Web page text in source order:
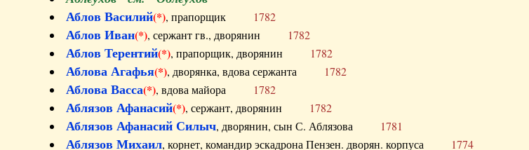
Аблов Василий(*), прапорщик 1782
Аблов Иван(*), сержант гв., дворянин 1782
Аблов Терентий(*), прапорщик, дворянин 1782
Аблова Агафья(*), дворянка, вдова сержанта 1782
Аблова Васса(*), вдова майора 1782
Аблязов Афанасий(*), сержант, дворянин 1782
Аблязов Афанасий Силыч, дворянин, сын С. Аблязова 1781
Аблязов Михаил, корнет, командир эскадрона Пензен. дворян. корпуса 1774